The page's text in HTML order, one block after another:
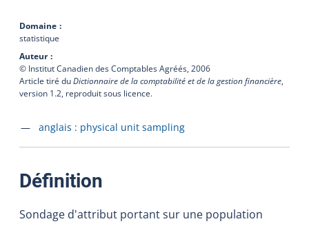
Domaine
statistique
Auteur
© Institut Canadien des Comptables Agréés, 2006
Article tiré duDictionnaire de la comptabilité et de la gestion financière,
version 1.2, reproduit sous licence.
Accéder à la fiche en
anglais : physical unit sampling
Définition
Sondage d'attribut portant sur une population